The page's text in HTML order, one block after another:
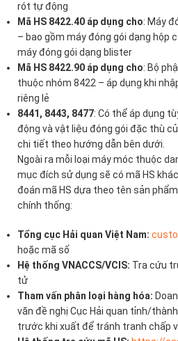
rót tự động
Mã HS 8422.40 áp dụng cho: Máy
– bao gồm máy đóng gói dạng hộp
máy đóng gói dạng blister
Mã HS 8422.90 áp dụng cho: Bộ
thuộc nhóm 8422 – áp dụng khi
riêng lẻ
8441, 8443, 8477: Có thể áp dụng
động và vật liệu đóng gói đặc thù
chi tiết theo hướng dẫn bên dưới.
Ngoài ra mỗi loại máy móc thuộc
mục đích sử dụng sẽ có mã HS
đoán mã HS dựa theo tên sản
chính thống:
Tổng cục Hải quan Việt Nam:
hoặc mã số
Hệ thống VNACCS/VCIS: Tra cứu
tử
Tham vấn phân loại hàng hóa:
văn đề nghị Cục Hải quan tỉnh/
trước khi xuất để tránh tranh chấp